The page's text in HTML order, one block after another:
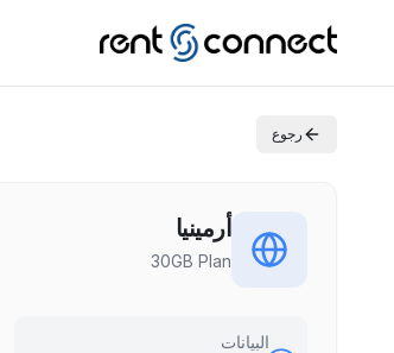
رجوع
أرمينيا
30GB Plan
البيانات